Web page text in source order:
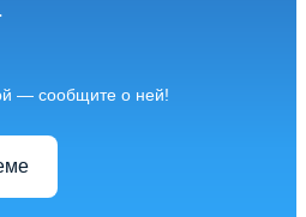
— сообщите о ней!